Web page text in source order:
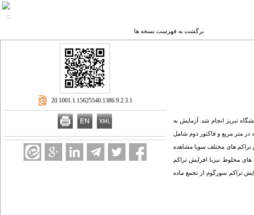
برگشت به فهرست نسخه ها
و 1382 در مزرعه تحقیقاتی دانشکده کشاورزی دانشگاه تبریز انجام شد. آزمایش به
قالب طرح پایه بلوکهای کامل تصادفی در سه تکرار به روش سری های ا فزا یشی پیاده شد.فاکتور اول شامل تراکم سویا در سطوح 20 ، 30 ، 40 و 50 بوته در متر مربع و فاکتور دوم شامل
خالص تراکم های مختلف سویا مشاهده
20 بوته در متر مربع سویا بدست آمد. در کشت های مخلوط نیزبا افزایش تراکم
تراکم سورگوم از تجمع ماده
‎ 20.1001.1.15625540.1386.9.2.3.1